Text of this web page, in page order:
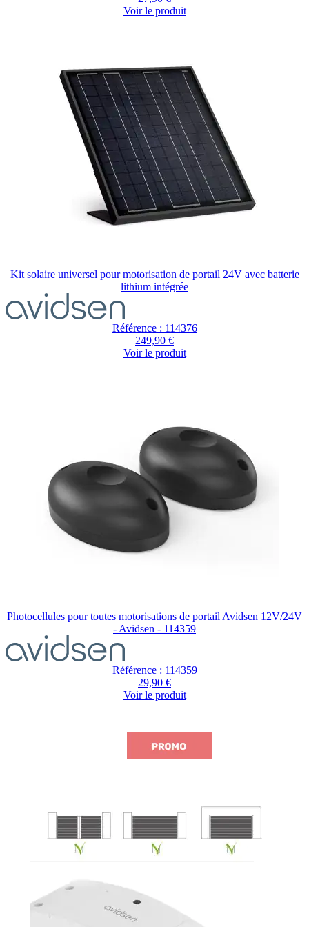
Voir le produit
Kit solaire universel pour motorisation de portail 24V avec batterie
lithium intégrée
Référence : 114376
249,90 €
Voir le produit
Photocellules pour toutes motorisations de portail Avidsen 12V/24V
- Avidsen - 114359
Référence : 114359
29,90 €
Voir le produit